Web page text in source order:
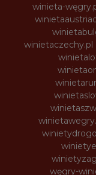
winieta-
winietaczechy.pl
węgry-